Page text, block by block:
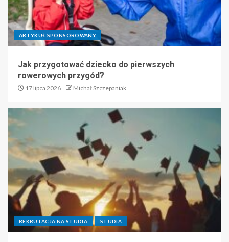
ARTYKUŁ SPONSOROWANY
Jak przygotować dziecko do pierwszych
rowerowych przygód?
17 lipca 2026 Michał Szczepaniak
REKRUTACJA NA STUDIA STUDIA